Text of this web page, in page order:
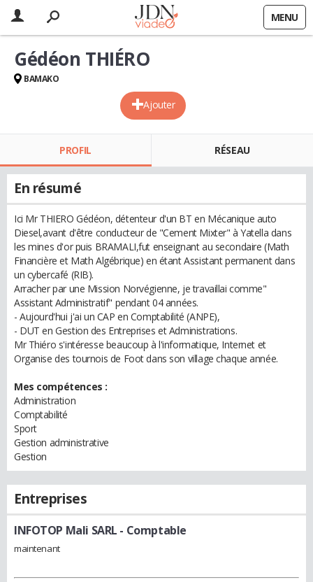
MENU
Ajouter
Gédéon THIÉRO
BAMAKO
PROFIL RÉSEAU
En résumé
Ici Mr THIERO Gédéon, détenteur d'un BT en Mécanique auto
Diesel,avant d'être conducteur de "Cement Mixter" à Yatella dans
les mines d'or puis BRAMALI,fut enseignant au secondaire (Math
Financière et Math Algébrique) en étant Assistant permanent dans
un cybercafé (RIB).
Arracher par une Mission Norvégienne, je travaillai comme"
Assistant Administratif" pendant 04 années.
- Aujourd'hui j'ai un CAP en Comptabilité (ANPE),
- DUT en Gestion des Entreprises et Administrations.
Mr Thiéro s'intéresse beaucoup à l'informatique, Internet et
Organise des tournois de Foot dans son village chaque année.
Mes compétences :
Administration
Comptabilité
Sport
Gestion administrative
Gestion
Entreprises
INFOTOP Mali SARL - Comptable
maintenant